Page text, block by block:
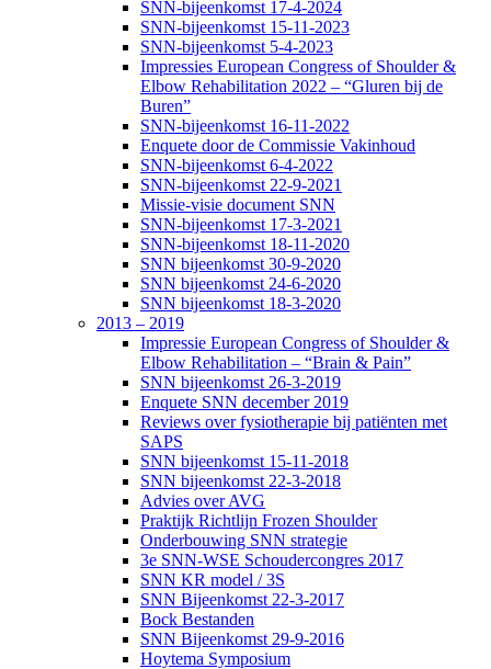
SNN-bijeenkomst 17-4-2024
SNN-bijeenkomst 15-11-2023
SNN-bijeenkomst 5-4-2023
Impressies European Congress of Shoulder &
Elbow Rehabilitation 2022 – “Gluren bij de
Buren”
SNN-bijeenkomst 16-11-2022
Enquete door de Commissie Vakinhoud
SNN-bijeenkomst 6-4-2022
SNN-bijeenkomst 22-9-2021
Missie-visie document SNN
SNN-bijeenkomst 17-3-2021
SNN-bijeenkomst 18-11-2020
SNN bijeenkomst 30-9-2020
SNN bijeenkomst 24-6-2020
SNN bijeenkomst 18-3-2020
2013 – 2019
Impressie European Congress of Shoulder &
Elbow Rehabilitation – “Brain & Pain”
SNN bijeenkomst 26-3-2019
Enquete SNN december 2019
Reviews over fysiotherapie bij patiënten met
SAPS
SNN bijeenkomst 15-11-2018
SNN bijeenkomst 22-3-2018
Advies over AVG
Praktijk Richtlijn Frozen Shoulder
Onderbouwing SNN strategie
3e SNN-WSE Schoudercongres 2017
SNN KR model / 3S
SNN Bijeenkomst 22-3-2017
Bock Bestanden
SNN Bijeenkomst 29-9-2016
Hoytema Symposium